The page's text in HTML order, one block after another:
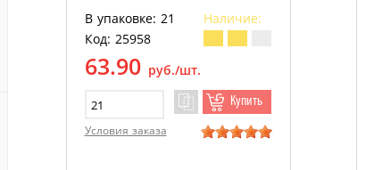
В упаковке: 21
Наличие:
Код: 25958
63.90 руб./шт.
Купить
Условия заказа